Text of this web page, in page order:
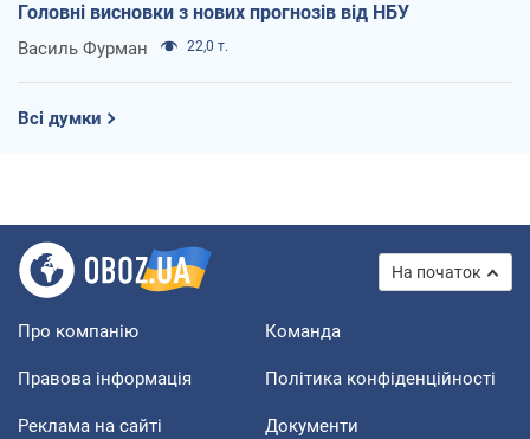
Головні висновки з нових прогнозів від НБУ
Василь Фурман 22,0 т.
Всі думки
На початок
Про компанію Команда
Правова інформація Політика конфіденційності
Реклама на сайті Документи